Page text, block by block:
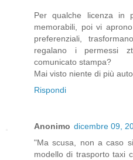
Per qualche licenza in
memorabili, poi vi
preferenziali,
regalano i permessi
comunicato stampa?
Mai visto niente di più
Rispondi
Anonimo dicembre 09,
"Ma scusa, non a caso
modello di trasporto taxi